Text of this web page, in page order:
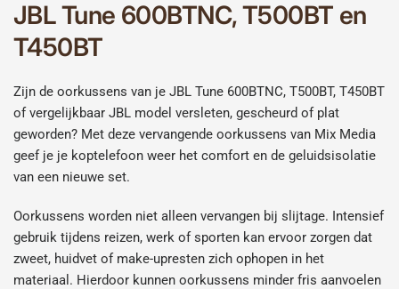
JBL Tune 600BTNC, T500BT en
T450BT
Zijn de oorkussens van je JBL Tune 600BTNC, T500BT, T450BT
of vergelijkbaar JBL model versleten, gescheurd of plat
geworden? Met deze vervangende oorkussens van Mix Media
geef je je koptelefoon weer het comfort en de geluidsisolatie
van een nieuwe set.
Oorkussens worden niet alleen vervangen bij slijtage. Intensief
gebruik tijdens reizen, werk of sporten kan ervoor zorgen dat
zweet, huidvet of make-upresten zich ophopen in het
materiaal. Hierdoor kunnen oorkussens minder fris aanvoelen